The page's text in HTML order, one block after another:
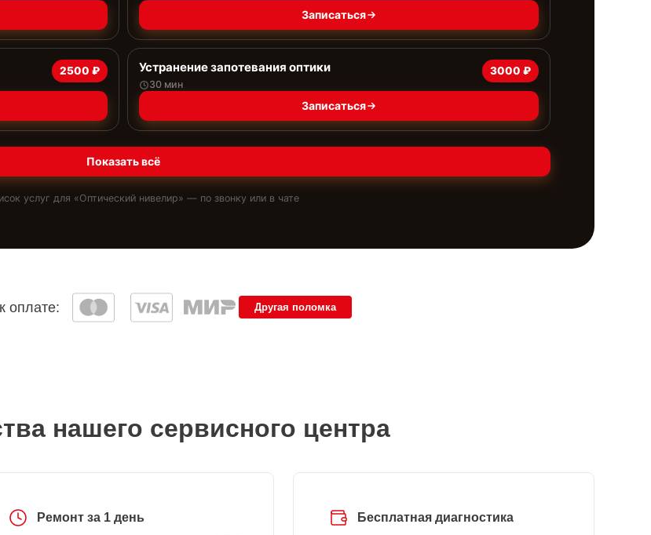
Записаться
2500 ₽ Устранение запотевания оптики
30 мин
3000 ₽
Записаться
Показать всё
услуг для «Оптический нивелир» — по звонку или в чате
оплате: Другая поломка
нашего сервисного центра
Ремонт за 1 день Бесплатная диагностика